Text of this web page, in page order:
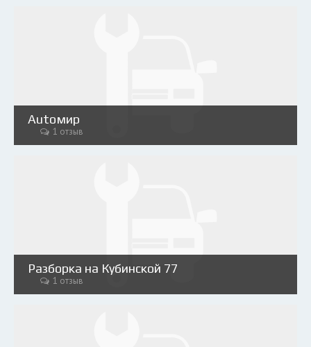
Аutoмир
1 отзыв
Разборка на Кубинской 77
1 отзыв